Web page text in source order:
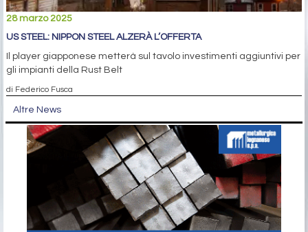
28 marzo 2025
US STEEL: NIPPON STEEL ALZERÀ L’OFFERTA
Il player giapponese metterà sul tavolo investimenti aggiuntivi per
gli impianti della Rust Belt
di Federico Fusca
Altre News